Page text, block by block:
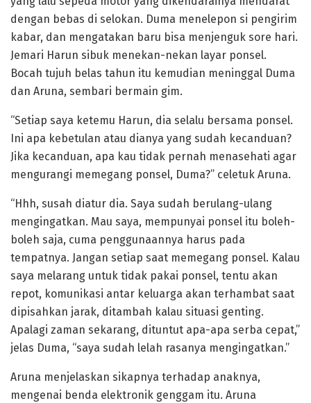
dengan bebas di selokan. Duma menelepon si pengirim
kabar, dan mengatakan baru bisa menjenguk sore hari.
Jemari Harun sibuk menekan-nekan layar ponsel.
Bocah tujuh belas tahun itu kemudian meninggal Duma
dan Aruna, sembari bermain gim.
“Setiap saya ketemu Harun, dia selalu bersama ponsel.
Ini apa kebetulan atau dianya yang sudah kecanduan?
Jika kecanduan, apa kau tidak pernah menasehati agar
mengurangi memegang ponsel, Duma?” celetuk Aruna.
“Hhh, susah diatur dia. Saya sudah berulang-ulang
mengingatkan. Mau saya, mempunyai ponsel itu boleh-
boleh saja, cuma penggunaannya harus pada
tempatnya. Jangan setiap saat memegang ponsel. Kalau
saya melarang untuk tidak pakai ponsel, tentu akan
repot, komunikasi antar keluarga akan terhambat saat
dipisahkan jarak, ditambah kalau situasi genting.
Apalagi zaman sekarang, dituntut apa-apa serba cepat,”
jelas Duma, “saya sudah lelah rasanya mengingatkan.”
Aruna menjelaskan sikapnya terhadap anaknya,
mengenai benda elektronik genggam itu. Aruna